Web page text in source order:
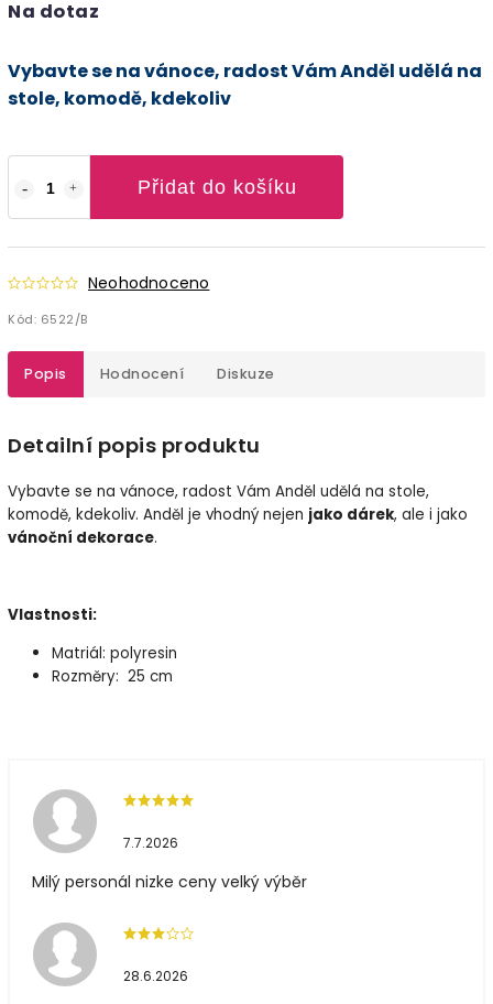
Na dotaz
Přidat do košíku
Neohodnoceno
Kód: 6522/B
Vybavte se na vánoce, radost Vám Anděl udělá na
stole, komodě, kdekoliv
Popis Hodnocení Diskuze
Detailní popis produktu
Vybavte se na vánoce, radost Vám Anděl udělá na stole,
komodě, kdekoliv. Anděl je vhodný nejen jako dárek, ale i jako
vánoční dekorace.
Vlastnosti:
Matriál: polyresin
Rozměry: 25 cm
7.7.2026
Milý personál nizke ceny velký výběr
28.6.2026